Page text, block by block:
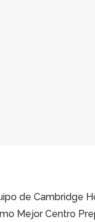
de Cambridge
Mejor Centro